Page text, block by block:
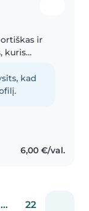
ir
kuris
auklė.kad
6,00 €/val.
... 22